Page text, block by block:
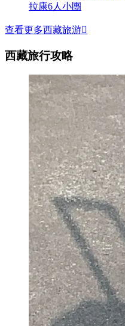
拉康6人小團
查看更多西藏旅游
西藏旅行攻略